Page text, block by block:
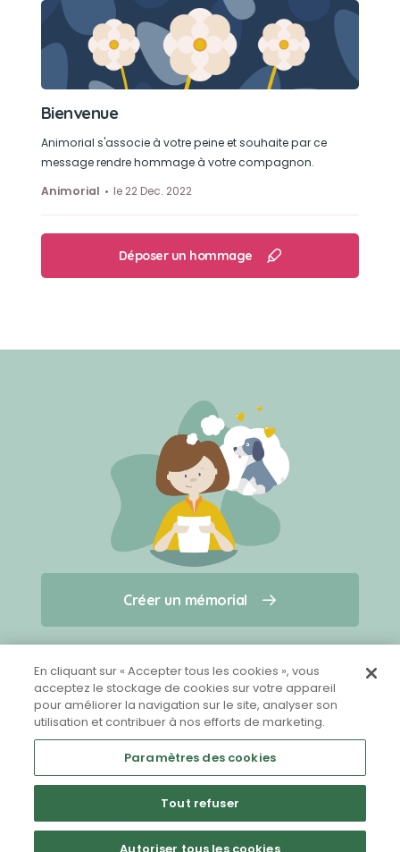
Créer un mémorial
Qui sommes-nous ?
Nous contacter
Partager sur Facebook
Bienvenue
Animorial s'associe à votre peine et souhaite par ce
message rendre hommage à votre compagnon.
Animorial
le 22 Dec. 2022
Déposer un hommage
Créer un mémorial
En cliquant sur « Accepter tous les cookies », vous
acceptez le stockage de cookies sur votre appareil
pour améliorer la navigation sur le site, analyser son
utilisation et contribuer à nos efforts de marketing.
Paramètres des cookies
Tout refuser